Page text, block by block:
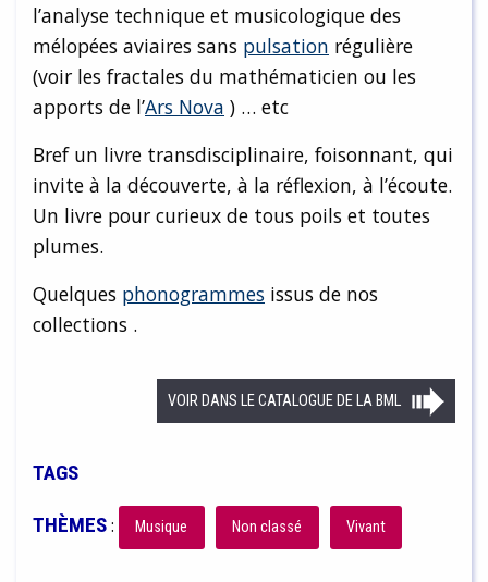
l’analyse technique et musicologique des
mélopées aviaires sans pulsation régulière
(voir les fractales du mathématicien ou les
apports de l’Ars Nova ) … etc
Bref un livre transdisciplinaire, foisonnant, qui
invite à la découverte, à la réflexion, à l’écoute.
Un livre pour curieux de tous poils et toutes
plumes.
Quelques phonogrammes issus de nos
collections .
VOIR DANS LE CATALOGUE DE LA BML
TAGS
THÈMES: Musique Non classé Vivant